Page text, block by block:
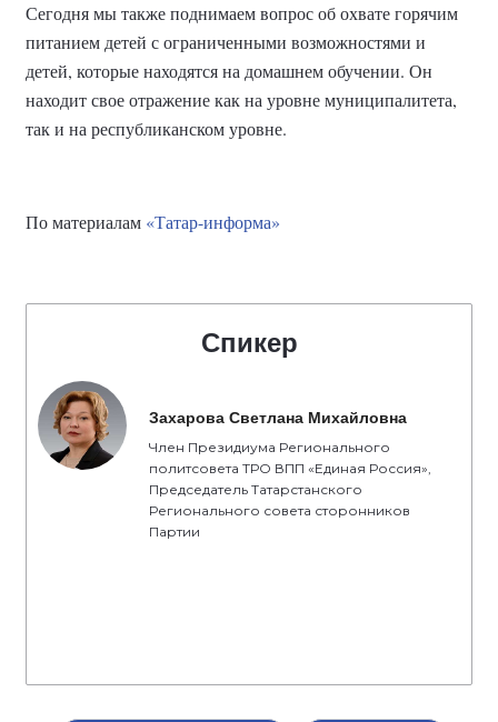
Сегодня мы также поднимаем вопрос об охвате горячим
питанием детей с ограниченными возможностями и
детей, которые находятся на домашнем обучении. Он
находит свое отражение как на уровне муниципалитета,
так и на республиканском уровне.
По материалам «Татар-информа»
Спикер
Захарова Светлана Михайловна
Член Президиума Регионального
политсовета ТРО ВПП «Единая Россия»,
Председатель Татарстанского
Регионального совета сторонников
Партии